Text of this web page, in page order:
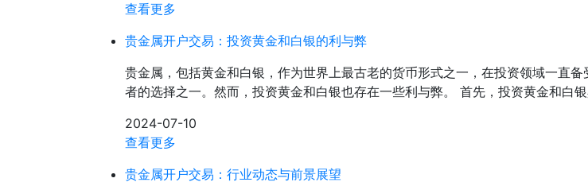
查看更多
贵金属开户交易：投资黄金和白银的利与弊
贵金属，包括黄金和白银，作为世界上最古老的货币形式之一，在投资领域一直
者的选择之一。然而，投资黄金和白银也存在一些利与弊。 首先，投资黄金和白
2024-07-10
查看更多
贵金属开户交易：行业动态与前景展望